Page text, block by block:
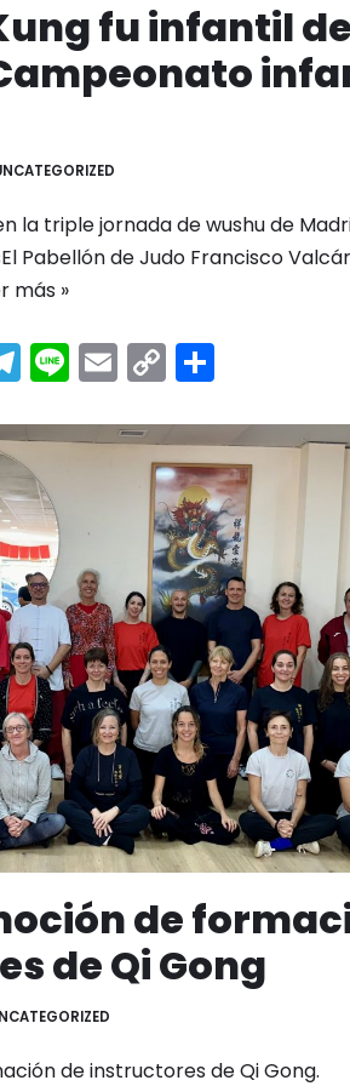
fu infantil
la triple jornada de wushu de
Pabellón de Judo Francisco
más »
T
el
e
gr
a
m
Li
n
e
E
m
ai
l
C
o
p
y
Li
n
k
m
p
ar
tir
de
de Qi Gong
de instructores de Qi Gong.